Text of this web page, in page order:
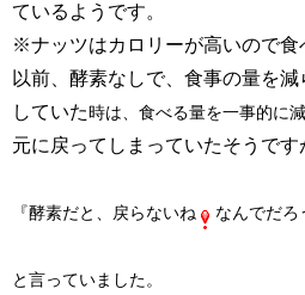
ているようです。
※ナッツはカロリーが高いので食
以前、酵素なしで、食事の量を
していた時は、食べる量を一事的に減
元に戻ってしまっていたそうです
『酵素だと、戻らないね なんでだろ
と言っていました。